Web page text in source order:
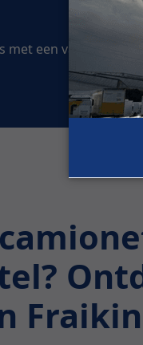
met een van onze
Fraikin